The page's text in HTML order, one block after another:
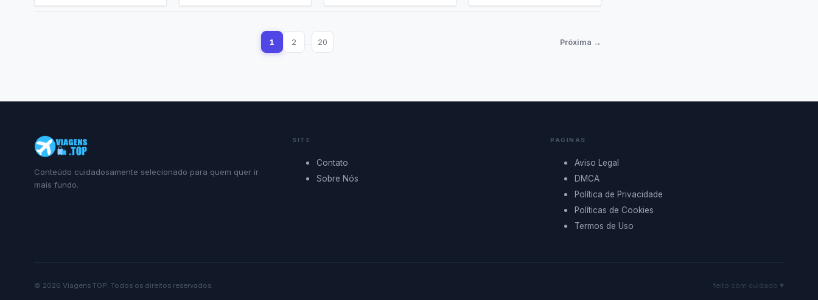
1 2 … 20 Próxima →
Conteúdo cuidadosamente selecionado para quem quer ir
mais fundo.
SITE
Contato
Sobre Nós
PAGINAS
Aviso Legal
DMCA
Política de Privacidade
Políticas de Cookies
Termos de Uso
© 2026 Viagens TOP. Todos os direitos reservados. feito com cuidado ♥